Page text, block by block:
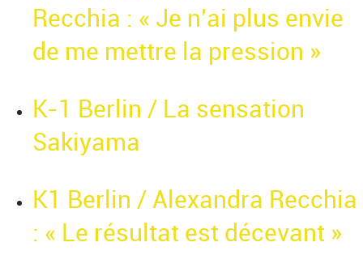
Recchia : « Je n’ai plus envie
de me mettre la pression »
K-1 Berlin / La sensation
Sakiyama
K1 Berlin / Alexandra Recchia
: « Le résultat est décevant »